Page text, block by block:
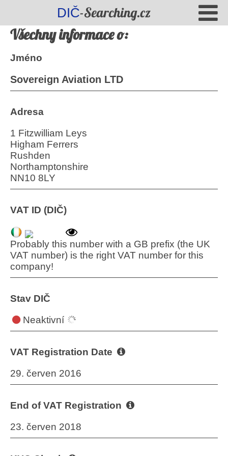
DIČ-Searching.cz
Všechny informace o:
Jméno
Sovereign Aviation LTD
Adresa
1 Fitzwilliam Leys
Higham Ferrers
Rushden
Northamptonshire
NN10 8LY
VAT ID (DIČ)
Probably this number with a GB prefix (the UK
VAT number) is the right VAT number for this
company!
Stav DIČ
Neaktivní
VAT Registration Date
29. červen 2016
End of VAT Registration
23. červen 2018